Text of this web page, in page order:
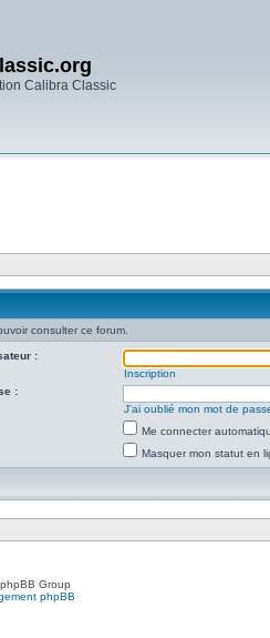
Calibra Classic
consulter ce forum.
:
Inscription
:
J’ai oublié mon mot de
Me connecter
Masquer mon statut en
Group
phpBB